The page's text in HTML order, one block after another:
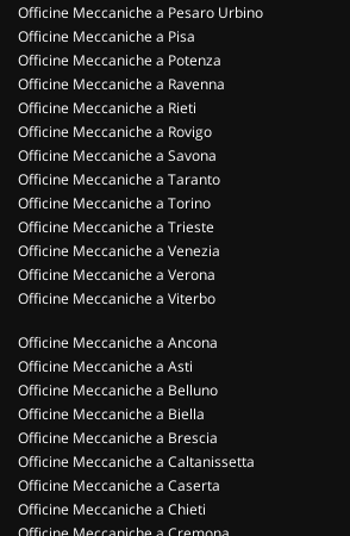
Officine Meccaniche a Pesaro Urbino
Officine Meccaniche a Pisa
Officine Meccaniche a Potenza
Officine Meccaniche a Ravenna
Officine Meccaniche a Rieti
Officine Meccaniche a Rovigo
Officine Meccaniche a Savona
Officine Meccaniche a Taranto
Officine Meccaniche a Torino
Officine Meccaniche a Trieste
Officine Meccaniche a Venezia
Officine Meccaniche a Verona
Officine Meccaniche a Viterbo
Officine Meccaniche a Ancona
Officine Meccaniche a Asti
Officine Meccaniche a Belluno
Officine Meccaniche a Biella
Officine Meccaniche a Brescia
Officine Meccaniche a Caltanissetta
Officine Meccaniche a Caserta
Officine Meccaniche a Chieti